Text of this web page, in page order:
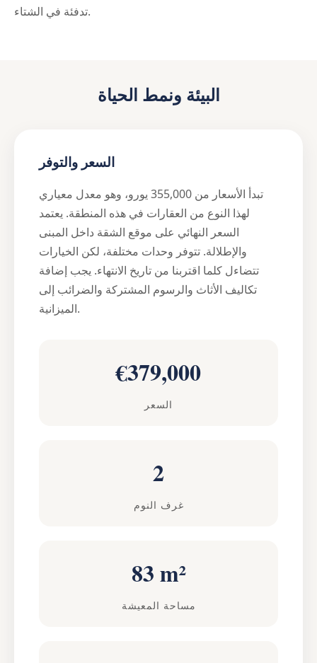
تدفئة في الشتاء.
البيئة ونمط الحياة
السعر والتوفر
تبدأ الأسعار من 355,000 يورو، وهو معدل معياري
لهذا النوع من العقارات في هذه المنطقة. يعتمد
السعر النهائي على موقع الشقة داخل المبنى
والإطلالة. تتوفر وحدات مختلفة، لكن الخيارات
تتضاءل كلما اقتربنا من تاريخ الانتهاء. يجب إضافة
تكاليف الأثاث والرسوم المشتركة والضرائب إلى
الميزانية.
€379,000
السعر
2
غرف النوم
83 m²
مساحة المعيشة